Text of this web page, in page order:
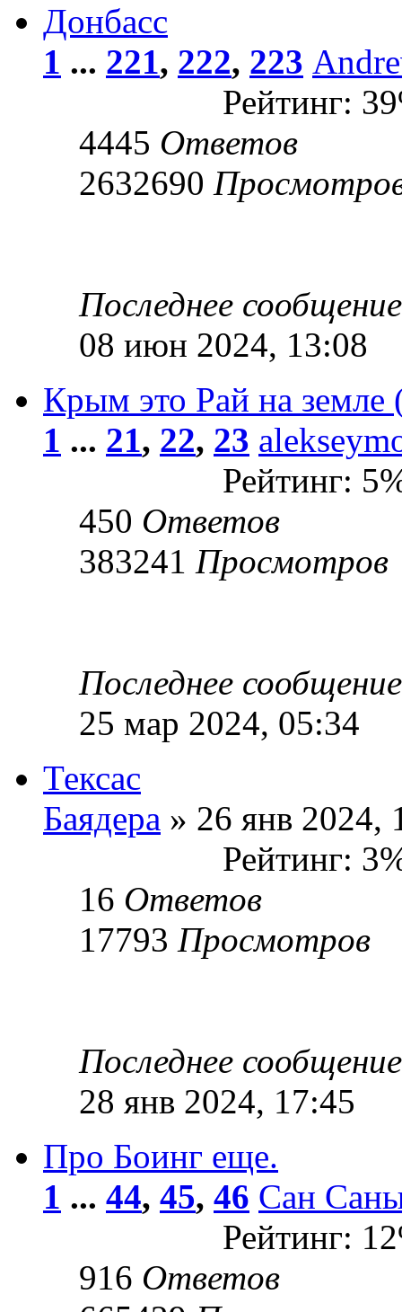
Донбасс
1 ... 221, 222, 223
Рейтинг:
4445 Ответов
2632690
Последнее
08 июн 2024, 13:08
Крым это Рай на земле
1 ... 21, 22, 23
Рейтинг:
450 Ответов
383241 Просмотров
Последнее
25 мар 2024, 05:34
Тексас
Баядера » 26 янв 2024,
Рейтинг:
16 Ответов
17793 Просмотров
Последнее
28 янв 2024, 17:45
Про Боинг еще.
1 ... 44, 45, 46 Сан
Рейтинг:
916 Ответов